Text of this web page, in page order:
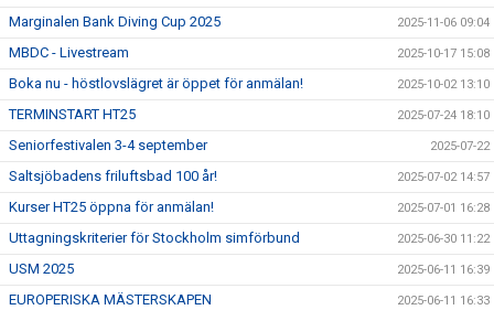
Marginalen Bank Diving Cup 2025 2025-11-06 09:04
MBDC - Livestream 2025-10-17 15:08
Boka nu - höstlovslägret är öppet för anmälan! 2025-10-02 13:10
TERMINSTART HT25 2025-07-24 18:10
Seniorfestivalen 3-4 september 2025-07-22
Saltsjöbadens friluftsbad 100 år! 2025-07-02 14:57
Kurser HT25 öppna för anmälan! 2025-07-01 16:28
Uttagningskriterier för Stockholm simförbund 2025-06-30 11:22
USM 2025 2025-06-11 16:39
EUROPERISKA MÄSTERSKAPEN 2025-06-11 16:33